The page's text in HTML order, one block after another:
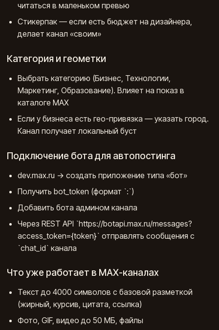
читаться в маленьком превью
Стикерпак — если есть бюджет на дизайнера,
делает канал «своим»
Категория и геометки
Выбрать категорию (Бизнес, Технологии,
Маркетинг, Образование). Влияет на показ в
каталоге МАХ
Если у бизнеса есть гео-привязка — указать город.
Канал получает локальный буст
Подключение бота для автопостинга
dev.max.ru → создать приложение типа «бот»
Получить bot_token (формат `:`)
Добавить бота админом канала
Через REST API `https://botapi.max.ru/messages?
access_token={token}` отправлять сообщения с
`chat_id` канала
Что уже работает в МАХ-каналах
Текст до 4000 символов с базовой разметкой
(жирный, курсив, цитата, ссылка)
Фото, GIF, видео до 50 МБ, файлы